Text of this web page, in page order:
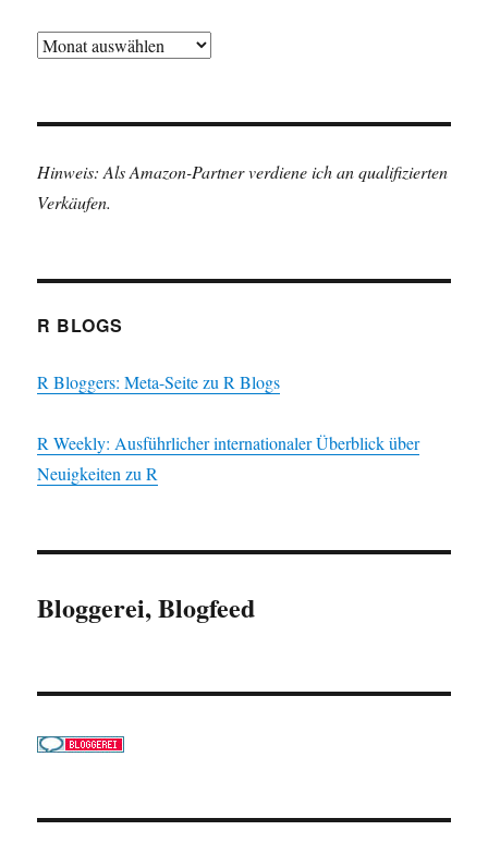
Archiv
Hinweis: Als Amazon-Partner verdiene ich an qualifizierten
Verkäufen.
R BLOGS
R Bloggers: Meta-Seite zu R Blogs
R Weekly: Ausführlicher internationaler Überblick über
Neuigkeiten zu R
Bloggerei, Blogfeed